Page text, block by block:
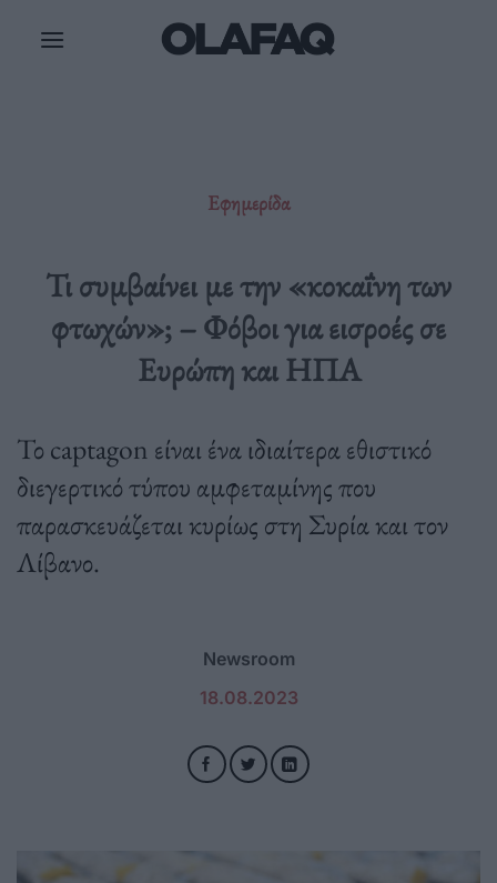
Εφημερίδα
Τι συμβαίνει με την «κοκαΐνη των
φτωχών»; – Φόβοι για εισροές σε
Ευρώπη και ΗΠΑ
Το captagon είναι ένα ιδιαίτερα εθιστικό
διεγερτικό τύπου αμφεταμίνης που
παρασκευάζεται κυρίως στη Συρία και τον
Λίβανο.
Newsroom
18.08.2023